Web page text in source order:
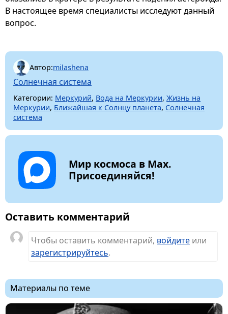
В настоящее время специалисты исследуют данный
вопрос.
Автор:milashena
Солнечная система
Категории: Меркурий, Вода на Меркурии, Жизнь на
Меркурии, Ближайшая к Солнцу планета, Солнечная
система
Мир космоса в Max.
Присоединяйся!
Оставить комментарий
Чтобы оставить комментарий, войдите или
зарегистрируйтесь.
Материалы по теме